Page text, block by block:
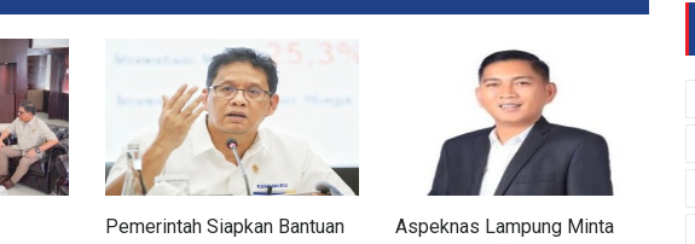
Pemerintah Siapkan Bantuan
Aspeknas Lampung Minta